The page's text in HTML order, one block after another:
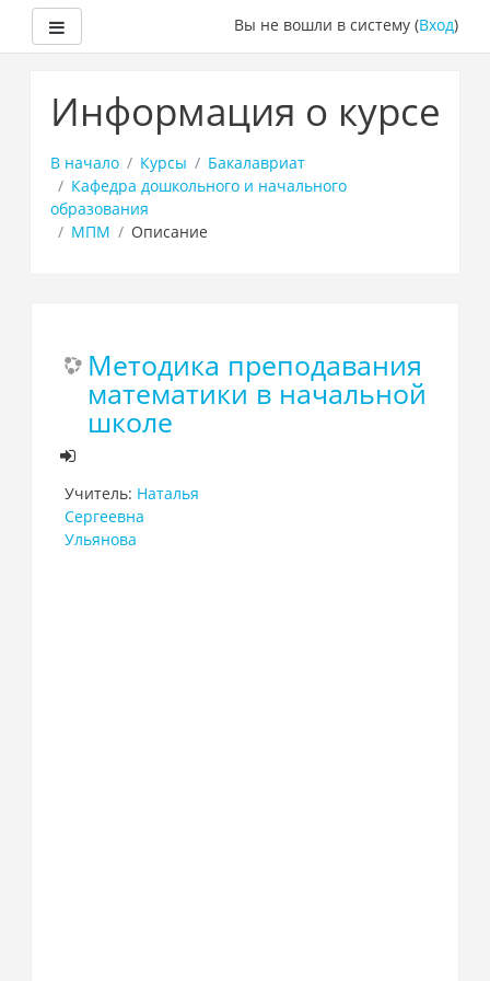
основному
Вы не вошли в систему (Вход)
Информация о курсе
В начало Курсы
Бакалавриат
Кафедра дошкольного и начального
образования
МПМ
Описание
Методика преподавания
математики в начальной
школе
Учитель: Наталья
Сергеевна
Ульянова